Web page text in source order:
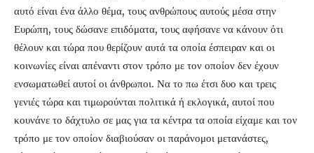
αυτό είναι ένα άλλο θέμα, τους ανθρώπους αυτούς μέσα στην
Ευρώπη, τους δώσανε επιδόματα, τους αφήσανε να κάνουν ότι
θέλουν και τώρα που θερίζουν αυτά τα οποία έσπειραν και οι
κοινωνίες είναι απέναντι στον τρόπο με τον οποίον δεν έχουν
ενσωματωθεί αυτοί οι άνθρωποι. Να το πω έτσι δυο και τρεις
γενιές τώρα και τιμωρούνται πολιτικά ή εκλογικά, αυτοί που
κουνάνε το δάχτυλο σε μας για τα κέντρα τα οποία είχαμε και τον
τρόπο με τον οποίον διαβιούσαν οι παράνομοι μετανάστες,